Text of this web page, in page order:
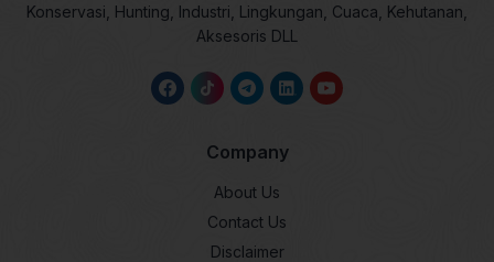
Konservasi, Hunting, Industri, Lingkungan, Cuaca, Kehutanan,
Aksesoris DLL
Company
About Us
Contact Us
Disclaimer